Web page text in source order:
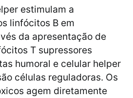
estimulam a
linfócitos B em
da apresentação de
T supressores
humoral e celular helper
células reguladoras. Os
agem diretamente